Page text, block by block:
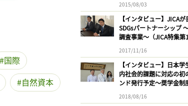
国際
自然資本
2015/08/03
【インタビュー】JICA
SDGsパートナーシップ
調査事業〜（JICA特集第1
2017/11/16
【インタビュー】日本
内社会的課題に対応の初
ンド発行予定〜奨学金制
2018/08/16